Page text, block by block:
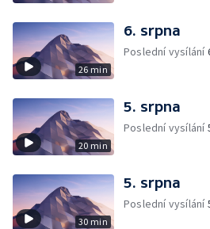
26 min
6. srpna
Poslední vysílání
20 min
5. srpna
Poslední vysílání
30 min
5. srpna
Poslední vysílání